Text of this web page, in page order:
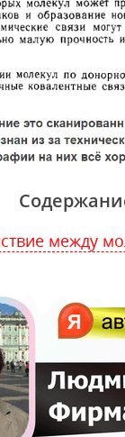
между